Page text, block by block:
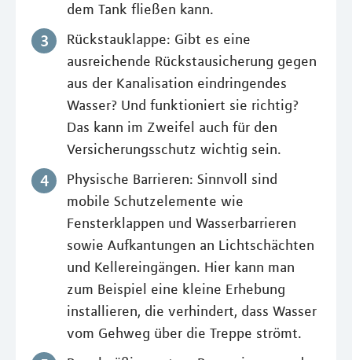
dem Tank fließen kann.
Rückstauklappe: Gibt es eine
ausreichende Rückstausicherung gegen
aus der Kanalisation eindringendes
Wasser? Und funktioniert sie richtig?
Das kann im Zweifel auch für den
Versicherungsschutz wichtig sein.
Physische Barrieren: Sinnvoll sind
mobile Schutzelemente wie
Fensterklappen und Wasserbarrieren
sowie Aufkantungen an Lichtschächten
und Kellereingängen. Hier kann man
zum Beispiel eine kleine Erhebung
installieren, die verhindert, dass Wasser
vom Gehweg über die Treppe strömt.